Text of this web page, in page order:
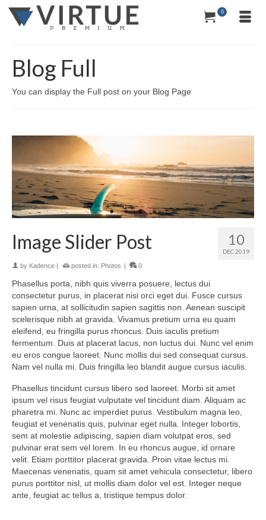
0
Blog Full
You can display the Full post on your Blog Page
10
DEC 2019
Image Slider Post
by Kadence posted in: Photos 0
Phasellus porta, nibh quis viverra posuere, lectus dui
consectetur purus, in placerat nisi orci eget dui. Fusce cursus
sapien urna, at sollicitudin sapien sagittis non. Aenean suscipit
scelerisque nibh at gravida. Vivamus pretium urna eu quam
eleifend, eu fringilla purus rhoncus. Duis iaculis pretium
fermentum. Duis at placerat lacus, non luctus dui. Nunc vel enim
eu eros congue laoreet. Nunc mollis dui sed consequat cursus.
Nam vel nulla mi. Duis fringilla leo blandit augue cursus iaculis.
Phasellus tincidunt cursus libero sed laoreet. Morbi sit amet
ipsum vel risus feugiat vulputate vel tincidunt diam. Aliquam ac
pharetra mi. Nunc ac imperdiet purus. Vestibulum magna leo,
feugiat et venenatis quis, pulvinar eget nulla. Integer lobortis,
sem at molestie adipiscing, sapien diam volutpat eros, sed
pulvinar erat sem vel lorem. In eu rhoncus augue, id ornare
velit. Etiam porttitor placerat gravida. Proin vitae lectus mi.
Maecenas venenatis, quam sit amet vehicula consectetur, libero
purus porttitor nisl, ut mollis diam dolor vel est. Integer neque
ante, feugiat ac tellus a, tristique tempus dolor.